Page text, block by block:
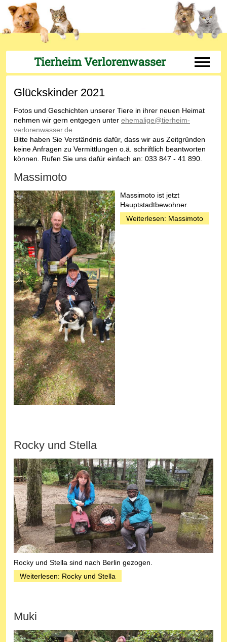
Tierheim Verlorenwasser Off-
Glückskinder 2021
Fotos und Geschichten unserer Tiere in ihrer neuen Heimat
nehmen wir gern entgegen unter ehemalige@tierheim-
verlorenwasser.de
Bitte haben Sie Verständnis dafür, dass wir aus Zeitgründen
keine Anfragen zu Vermittlungen o.ä. schriftlich beantworten
können. Rufen Sie uns dafür einfach an: 033 847 - 41 890.
Massimoto
Massimoto ist jetzt
Hauptstadtbewohner.
Weiterlesen: Massimoto
Rocky und Stella
Rocky und Stella sind nach Berlin gezogen.
Weiterlesen: Rocky und Stella
Muki